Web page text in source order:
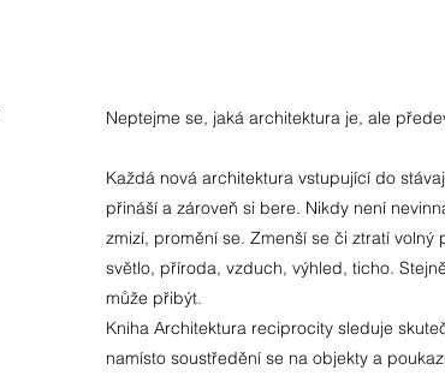
Neptejme se, jaká architektura je, ale
Každá nová architektura vstupující do
přináší a zároveň si bere. Nikdy není
zmizí, promění se. Zmenší se či ztratí
světlo, příroda, vzduch, výhled, ticho.
může přibýt.
Kniha Architektura reciprocity sleduje
namísto soustředění se na objekty a